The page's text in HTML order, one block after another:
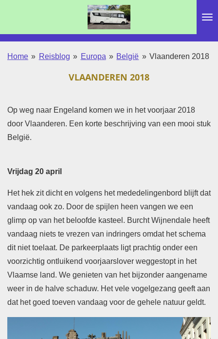
de
Home » Reisblog » Europa » België » Vlaanderen 2018
VLAANDEREN 2018
Op weg naar Engeland komen we in het voorjaar 2018
door Vlaanderen. Een korte beschrijving van een mooi stuk
België.
Vrijdag 20 april
Het hek zit dicht en volgens het mededelingenbord blijft dat
vandaag ook zo. Door de spijlen heen vangen we een
glimp op van het beloofde kasteel. Burcht Wijnendale heeft
vandaag niets te vrezen van indringers omdat het schema
dit niet toelaat. De parkeerplaats ligt prachtig onder een
voorzichtig ontluikend voorjaarslover weggestopt in het
Vlaamse land. We genieten van het bijzonder aangename
weer in de halve schaduw. Het vele vogelgezang geeft aan
dat het goed toeven vandaag voor de gehele natuur geldt.